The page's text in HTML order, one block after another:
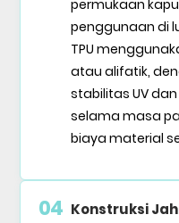
permukaan
penggunaan di
TPU
atau alifatik,
stabilitas UV
selama masa
biaya material
04 Konstruksi